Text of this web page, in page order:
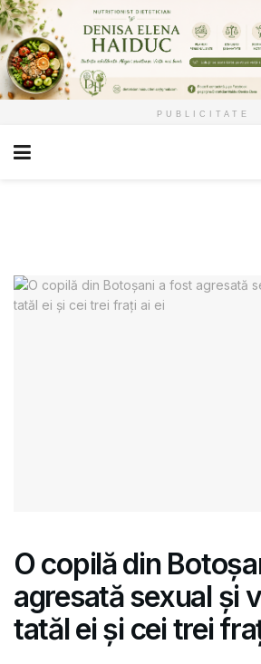
PUBLICITATE
O copilă din
agresată sexual și
tatăl ei și cei trei